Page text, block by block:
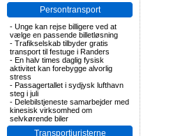
Persontransport
- Unge kan rejse billigere ved at
vælge en passende billetløsning
- Trafikselskab tilbyder gratis
transport til festuge i Randers
- En halv times daglig fysisk
aktivitet kan forebygge alvorlig
stress
- Passagertallet i sydjysk lufthavn
steg i juli
- Delebilstjeneste samarbejder med
kinesisk virksomhed om
selvkørende biler
Transportjuristerne